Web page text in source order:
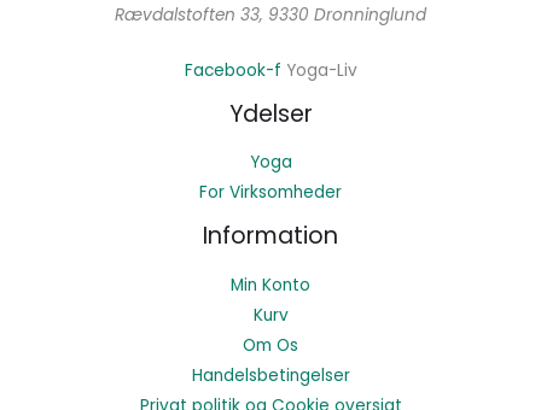
Rævdalstoften 33, 9330 Dronninglund
Facebook-f Yoga-Liv
Ydelser
Yoga
For Virksomheder
Information
Min Konto
Kurv
Om Os
Handelsbetingelser
Privat politik og Cookie oversigt